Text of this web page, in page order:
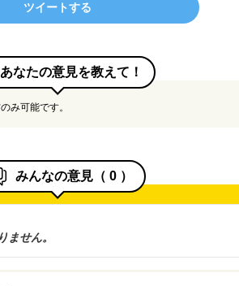
ツイートする
あなたの意見を教えて！
み可能です。
みんなの意見（ 0 ）
ません。